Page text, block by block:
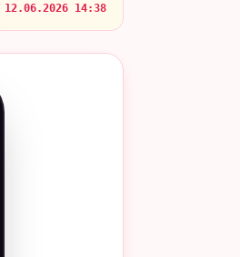
12.06.2026 14:38